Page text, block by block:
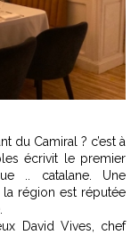
du Camiral ? c’est à
écrivit le premier
.. catalane. Une
la région est réputée
David Vives, chef